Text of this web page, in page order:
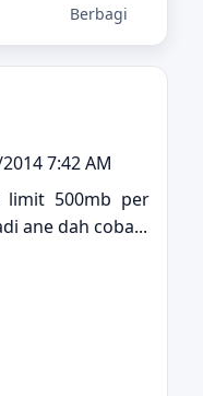
Berbagi
7:42 AM
limit 500mb per
ane dah coba...